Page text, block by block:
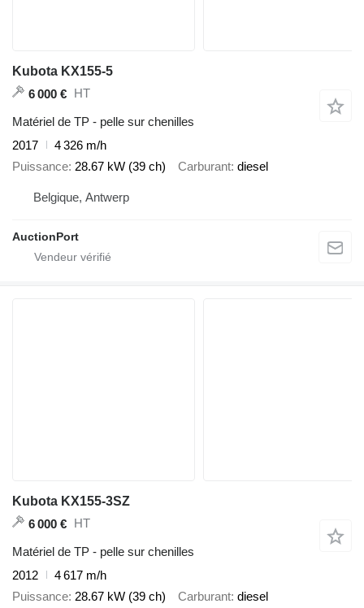
Kubota KX155-5
6 000 € HT
Matériel de TP - pelle sur chenilles
2017
4 326 m/h
Puissance 28.67 kW (39 ch) Carburant diesel
Belgique, Antwerp
AuctionPort
Kubota KX155-3SZ
6 000 € HT
Matériel de TP - pelle sur chenilles
2012
4 617 m/h
Puissance 28.67 kW (39 ch) Carburant diesel